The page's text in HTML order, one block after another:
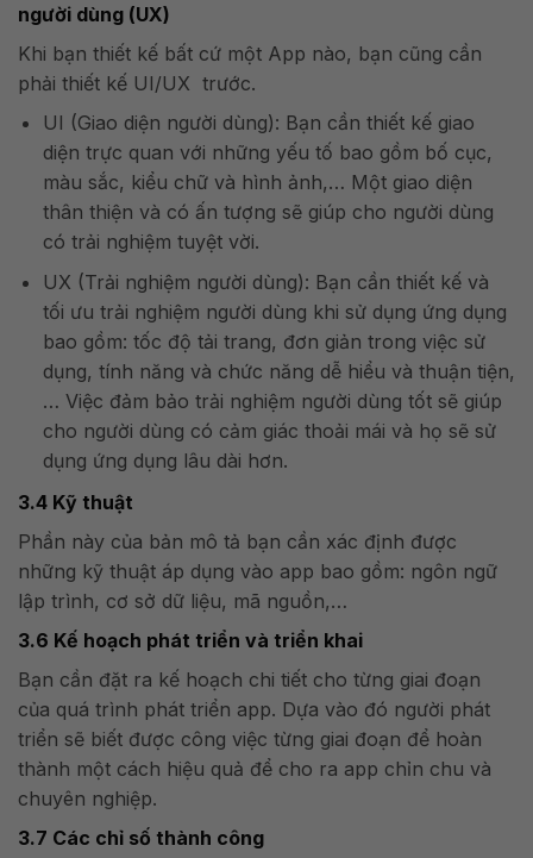
người dùng (UX)
Khi bạn thiết kế bất cứ một App nào, bạn cũng cần
phải thiết kế UI/UX trước.
UI (Giao diện người dùng): Bạn cần thiết kế giao
diện trực quan với những yếu tố bao gồm bố cục,
màu sắc, kiểu chữ và hình ảnh,… Một giao diện
thân thiện và có ấn tượng sẽ giúp cho người dùng
có trải nghiệm tuyệt vời.
UX (Trải nghiệm người dùng): Bạn cần thiết kế và
tối ưu trải nghiệm người dùng khi sử dụng ứng dụng
bao gồm: tốc độ tải trang, đơn giản trong việc sử
dụng, tính năng và chức năng dễ hiểu và thuận tiện,
… Việc đảm bảo trải nghiệm người dùng tốt sẽ giúp
cho người dùng có cảm giác thoải mái và họ sẽ sử
dụng ứng dụng lâu dài hơn.
3.4 Kỹ thuật
Phần này của bản mô tả bạn cần xác định được
những kỹ thuật áp dụng vào app bao gồm: ngôn ngữ
lập trình, cơ sở dữ liệu, mã nguồn,…
3.6 Kế hoạch phát triển và triển khai
Bạn cần đặt ra kế hoạch chi tiết cho từng giai đoạn
của quá trình phát triển app. Dựa vào đó người phát
triển sẽ biết được công việc từng giai đoạn để hoàn
thành một cách hiệu quả để cho ra app chỉn chu và
chuyên nghiệp.
3.7 Các chỉ số thành công